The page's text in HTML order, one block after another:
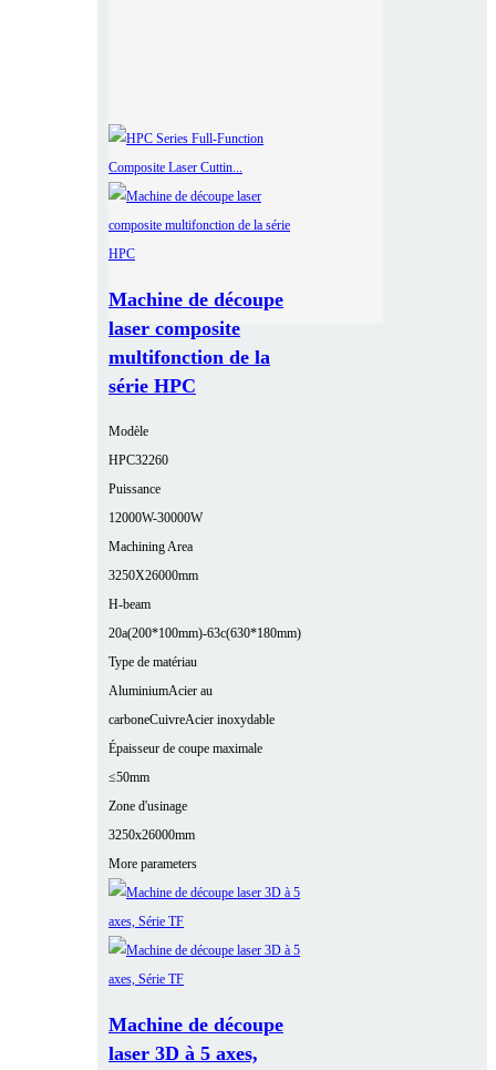
Machine de découpe
laser composite
multifonction de la
série HPC
Modèle
HPC32260
Puissance
12000W-30000W
Machining Area
3250X26000mm
H-beam
20a(200*100mm)-63c(630*180mm)
Type de matériau
AluminiumAcier au
carboneCuivreAcier inoxydable
Épaisseur de coupe maximale
≤50mm
Zone d'usinage
3250x26000mm
More parameters
Machine de découpe
laser 3D à 5 axes,